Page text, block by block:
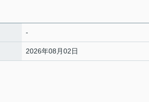
-
2026年08月02日